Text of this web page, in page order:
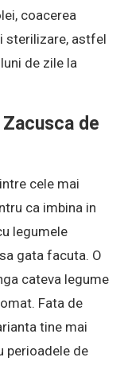
coacerea
sterilizare, astfel
de zile la
de
cele mai
ca imbina in
legumele
gata facuta. O
cateva legume
Fata de
tine mai
perioadele de